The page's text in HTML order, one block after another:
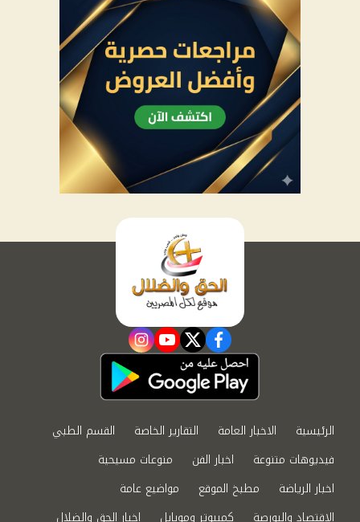
facebook
twitter
youtube
instagram
الرئيسية الاخبار العامة التقارير الخاصة
القسم الطبي
فيديوهات متنوعة
اخبار الفن
منوعات مسيحية
اخبار الرياضة
مطبخ الموقع
مواضيع عامة
الاقتصاد والبورصة
كمبيوتر وموبايل اخبار الحق والضلال